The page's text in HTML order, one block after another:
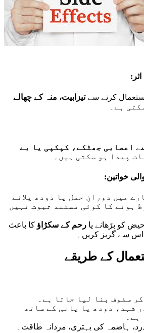
کرنے سےتیزابیت، منہ کے چھالے
ہے۔
اعصابی جھٹکے، کپکپی یا بے
پیدا ہو سکتی ہیں۔
خواتین:
میں دورانِ حمل یا دودھ پلانے
ہونے کا کوئی مستند ثبوت نہیں
کو بڑھانے یا رحم کے سکڑاؤ کا باعث
اس سے گریز کریں۔
کے طریقے
سفوف بنا لیا جاتا ہے۔
شہد، دودھ یا پانی کے ساتھ
ہاضمہ کی بہتری، مردانہ طاقت۔